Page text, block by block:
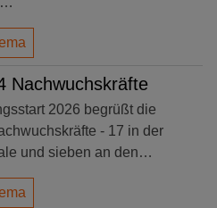
Nachwuchskräfte
2026 begrüßt die
- 17 in der
und sieben an den…